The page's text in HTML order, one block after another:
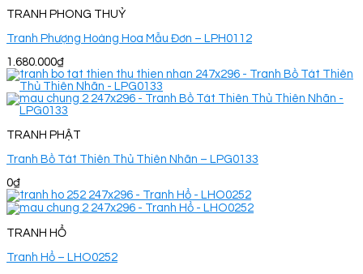
TRANH PHONG THUỶ
Tranh Phượng Hoàng Hoa Mẫu Đơn – LPH0112
1.680.000₫
TRANH PHẬT
Tranh Bồ Tát Thiên Thủ Thiên Nhãn – LPG0133
0₫
TRANH HỔ
Tranh Hổ – LHO0252